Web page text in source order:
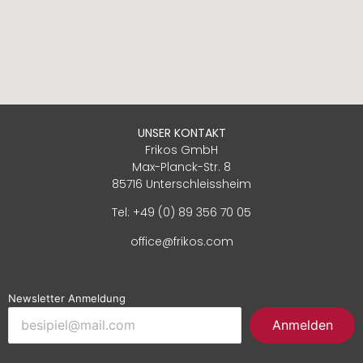
UNSER KONTAKT
Frikos GmbH
Max-Planck-Str. 8
85716 Unterschleissheim
Tel: +49 (0) 89 356 70 05
office@frikos.com
Newsletter Anmeldung
Anmelden